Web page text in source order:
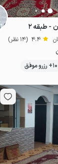
- طبقه ۲
4.4 (14 نظر)
10+ رزرو موفق